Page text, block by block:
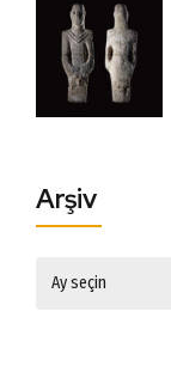
Arşiv